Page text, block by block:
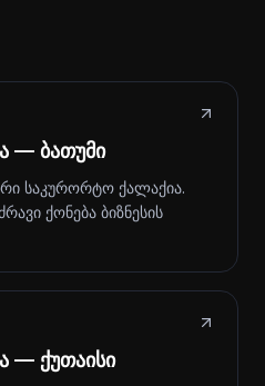
— ბათუმი
საკურორტო ქალაქია.
ქონება ბიზნესის
— ქუთაისი